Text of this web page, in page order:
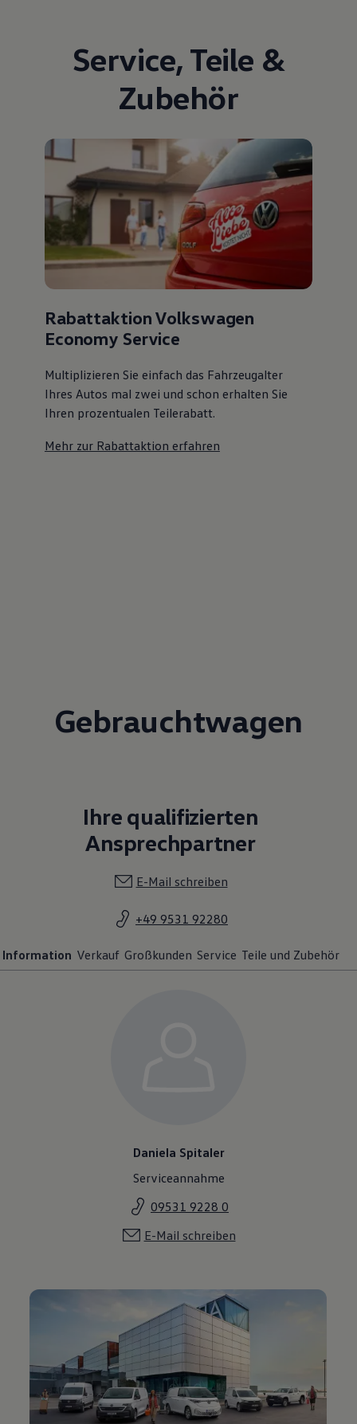
Service, Teile &
Zubehör
Rabattaktion Volkswagen
Economy Service
Multiplizieren Sie einfach das Fahrzeugalter
Ihres Autos mal zwei und schon erhalten Sie
Ihren prozentualen Teilerabatt.
Mehr zur Rabattaktion erfahren
Gebrauchtwagen
Ihre qualifizierten
Ansprechpartner
E-Mail schreiben
+49 9531 92280
Information Verkauf Großkunden Service Teile und Zubehör
Daniela Spitaler
Serviceannahme
09531 9228 0
E-Mail schreiben